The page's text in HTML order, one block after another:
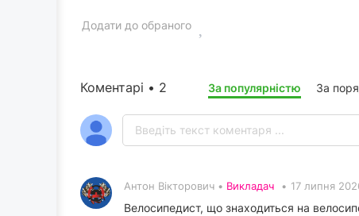
Додати до обраного
Коментарі • 2 За популярністю За
Антон Вікторович • Викладач • 17 липня
Велосипедист, що знаходиться на